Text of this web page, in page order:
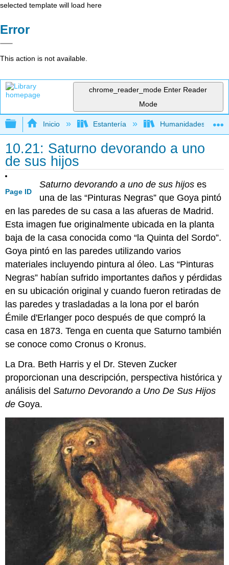
selected template will load here
Error
This action is not available.
chrome_reader_mode Enter Reader
Mode
Expandir/contraer jerarquía global
Inicio Estantería Humanidades
10.21: Saturno devorando a uno
de sus hijos
Page ID
Saturno devorando a uno de sus hijoses
una de las “Pinturas Negras” que Goya pintó
en las paredes de su casa a las afueras de Madrid.
Esta imagen fue originalmente ubicada en la planta
baja de la casa conocida como “la Quinta del Sordo”.
Goya pintó en las paredes utilizando varios
materiales incluyendo pintura al óleo. Las “Pinturas
Negras” habían sufrido importantes daños y pérdidas
en su ubicación original y cuando fueron retiradas de
las paredes y trasladadas a la lona por el barón
Émile d'Erlanger poco después de que compró la
casa en 1873. Tenga en cuenta que Saturno también
se conoce como Cronus o Kronus.
La Dra. Beth Harris y el Dr. Steven Zucker
proporcionan una descripción, perspectiva histórica y
análisis delSaturno Devorando a Uno De Sus Hijos
de Goya.